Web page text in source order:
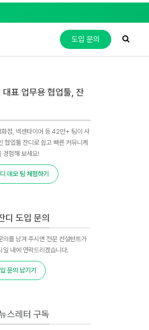
도입 문의
대표 업무용 협업툴, 잔
화점, 넥센타이어 등 42만+ 팀이 사
협업툴 잔디로 쉽고 빠른 커뮤니케
경험해 보세요!
데모 팀 체험하기
디 도입 문의
의를 남겨 주시면 전문 컨설턴트가
일 내에 연락드리겠습니다.
문의 남기기
스레터 구독